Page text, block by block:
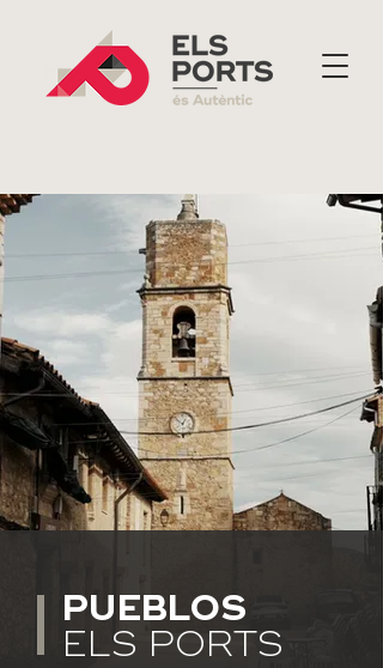
PUEBLOS
ELS PORTS